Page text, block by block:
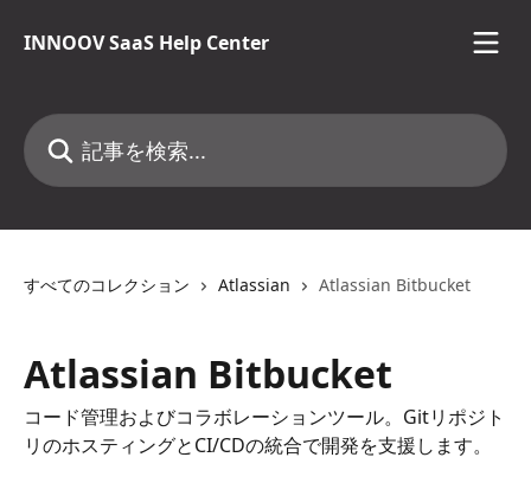
INNOOV SaaS Help Center
記事を検索...
すべてのコレクション Atlassian Atlassian Bitbucket
Atlassian Bitbucket
コード管理およびコラボレーションツール。Gitリポジト
リのホスティングとCI/CDの統合で開発を支援します。